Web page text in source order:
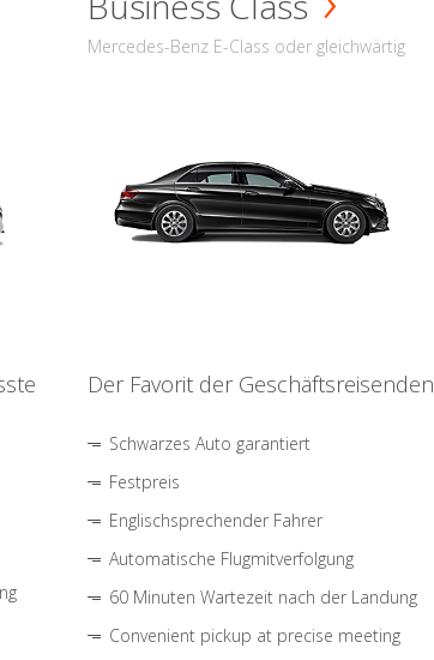
Mercedes-Benz E-Class oder gleichwärtig
Der Favorit der Geschäftsreisenden
Schwarzes Auto garantiert
Festpreis
Englischsprechender Fahrer
Automatische Flugmitverfolgung
60 Minuten Wartezeit nach der Landung
Convenient pickup at precise meeting